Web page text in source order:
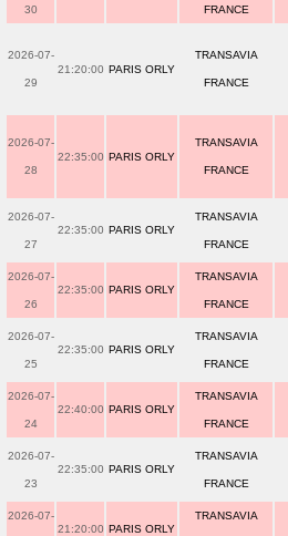
30 FRANCE
2026-07-
29
21:20:00 PARIS ORLY
TRANSAVIA
FRANCE
2026-07-
28
22:35:00 PARIS ORLY
TRANSAVIA
FRANCE
2026-07-
27
22:35:00 PARIS ORLY
TRANSAVIA
FRANCE
2026-07-
26
22:35:00 PARIS ORLY
TRANSAVIA
FRANCE
2026-07-
25
22:35:00 PARIS ORLY
TRANSAVIA
FRANCE
2026-07-
24
22:40:00 PARIS ORLY
TRANSAVIA
FRANCE
2026-07-
23
22:35:00 PARIS ORLY
TRANSAVIA
FRANCE
2026-07-
21:20:00 PARIS ORLY
TRANSAVIA